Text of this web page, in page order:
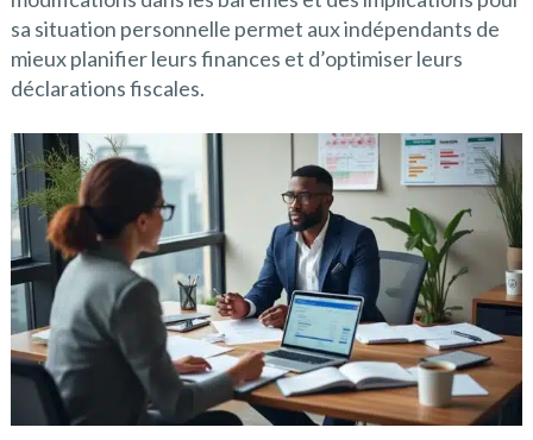
sa situation personnelle permet aux indépendants de
mieux planifier leurs finances et d’optimiser leurs
déclarations fiscales.